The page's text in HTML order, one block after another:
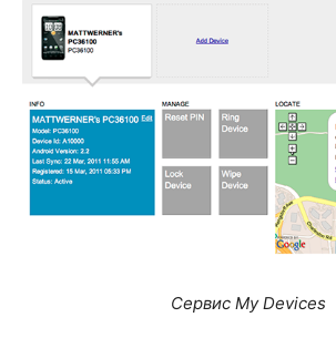
Сервис My Devices